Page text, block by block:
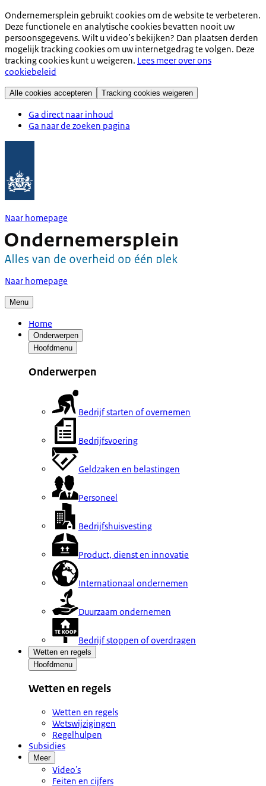
Ondernemersplein gebruikt cookies om de website te verbeteren.
Deze functionele en analytische cookies bevatten nooit uw
persoonsgegevens. Wilt u video’s bekijken? Dan plaatsen derden
mogelijk tracking cookies om uw internetgedrag te volgen. Deze
tracking cookies kunt u weigeren. Lees meer over ons
cookiebeleid
Alle cookies accepteren Tracking cookies weigeren
Ga direct naar inhoud
Ga naar de zoeken pagina
Naar homepage
Naar homepage
Menu
Home
Onderwerpen
Hoofdmenu
Onderwerpen
Bedrijf starten of overnemen
Bedrijfsvoering
Geldzaken en belastingen
Personeel
Bedrijfshuisvesting
Product, dienst en innovatie
Internationaal ondernemen
Duurzaam ondernemen
Bedrijf stoppen of overdragen
Wetten en regels
Hoofdmenu
Wetten en regels
Wetten en regels
Wetswijzigingen
Regelhulpen
Subsidies
Meer
Video's
Feiten en cijfers